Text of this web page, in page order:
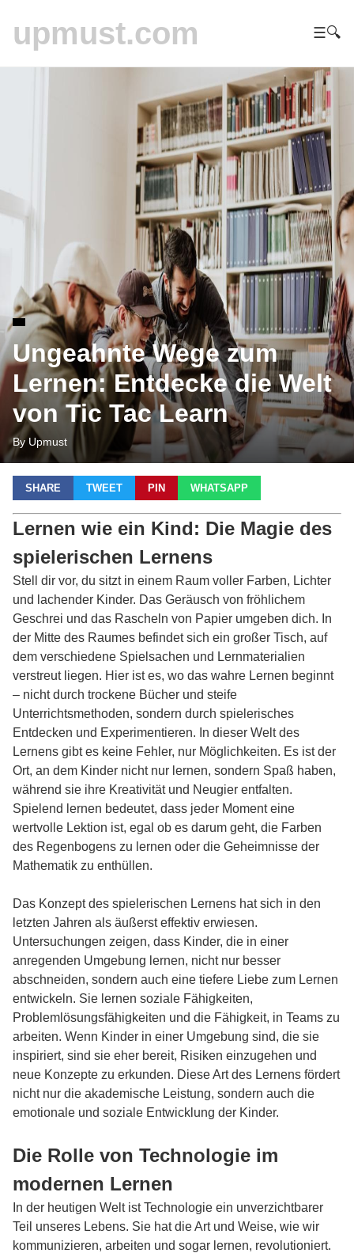
upmust.com ☰🔍
Ungeahnte Wege zum
Lernen: Entdecke die Welt
von Tic Tac Learn
By Upmust
SHARE TWEET PIN WHATSAPP
Lernen wie ein Kind: Die Magie des
spielerischen Lernens
Stell dir vor, du sitzt in einem Raum voller Farben, Lichter
und lachender Kinder. Das Geräusch von fröhlichem
Geschrei und das Rascheln von Papier umgeben dich. In
der Mitte des Raumes befindet sich ein großer Tisch, auf
dem verschiedene Spielsachen und Lernmaterialien
verstreut liegen. Hier ist es, wo das wahre Lernen beginnt
– nicht durch trockene Bücher und steife
Unterrichtsmethoden, sondern durch spielerisches
Entdecken und Experimentieren. In dieser Welt des
Lernens gibt es keine Fehler, nur Möglichkeiten. Es ist der
Ort, an dem Kinder nicht nur lernen, sondern Spaß haben,
während sie ihre Kreativität und Neugier entfalten.
Spielend lernen bedeutet, dass jeder Moment eine
wertvolle Lektion ist, egal ob es darum geht, die Farben
des Regenbogens zu lernen oder die Geheimnisse der
Mathematik zu enthüllen.
Das Konzept des spielerischen Lernens hat sich in den
letzten Jahren als äußerst effektiv erwiesen.
Untersuchungen zeigen, dass Kinder, die in einer
anregenden Umgebung lernen, nicht nur besser
abschneiden, sondern auch eine tiefere Liebe zum Lernen
entwickeln. Sie lernen soziale Fähigkeiten,
Problemlösungsfähigkeiten und die Fähigkeit, in Teams zu
arbeiten. Wenn Kinder in einer Umgebung sind, die sie
inspiriert, sind sie eher bereit, Risiken einzugehen und
neue Konzepte zu erkunden. Diese Art des Lernens fördert
nicht nur die akademische Leistung, sondern auch die
emotionale und soziale Entwicklung der Kinder.
Die Rolle von Technologie im
modernen Lernen
In der heutigen Welt ist Technologie ein unverzichtbarer
Teil unseres Lebens. Sie hat die Art und Weise, wie wir
kommunizieren, arbeiten und sogar lernen, revolutioniert.